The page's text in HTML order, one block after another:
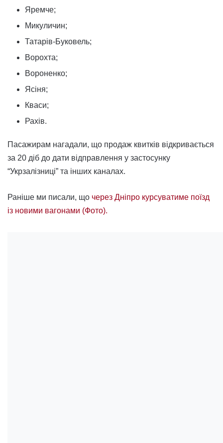
Яремче;
Микуличин;
Татарів-Буковель;
Ворохта;
Вороненко;
Ясіня;
Кваси;
Рахів.
Пасажирам нагадали, що продаж квитків відкривається
за 20 діб до дати відправлення у застосунку
“Укрзалізниці” та інших каналах.
Раніше ми писали, що через Дніпро курсуватиме поїзд
із новими вагонами (Фото).